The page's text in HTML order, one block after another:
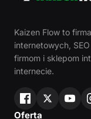
Kaizen Flow to
internetowych,
firmom i sklepom
internecie.
Oferta